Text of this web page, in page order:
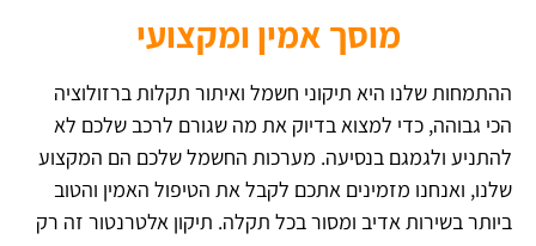
מוסך אמין ומקצועי
ההתמחות שלנו היא תיקוני חשמל ואיתור תקלות ברזולוציה
הכי גבוהה, כדי למצוא בדיוק את מה שגורם לרכב שלכם לא
להתניע ולגמגם בנסיעה. מערכות החשמל שלכם הם המקצוע
שלנו, ואנחנו מזמינים אתכם לקבל את הטיפול האמין והטוב
ביותר בשירות אדיב ומסור בכל תקלה. תיקון אלטרנטור זה רק